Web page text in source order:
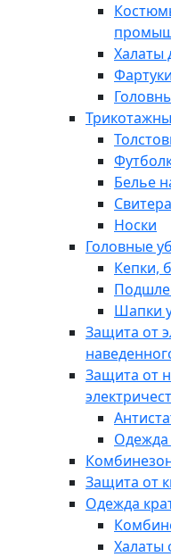
Халаты
Белье
Носки
Головные
Кепки,
Шапки
Защита от
Защита от
Одежда
Защита от
Одежда
Халаты